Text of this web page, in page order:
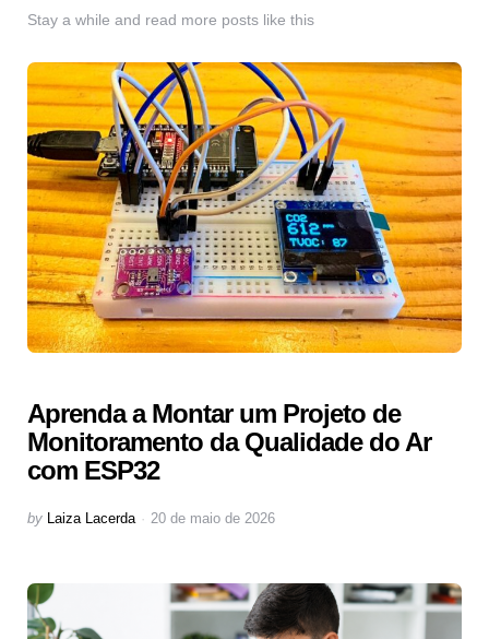
Stay a while and read more posts like this
Aprenda a Montar um Projeto de
Monitoramento da Qualidade do Ar
com ESP32
Posted
by Laiza Lacerda 20 de maio de 2026